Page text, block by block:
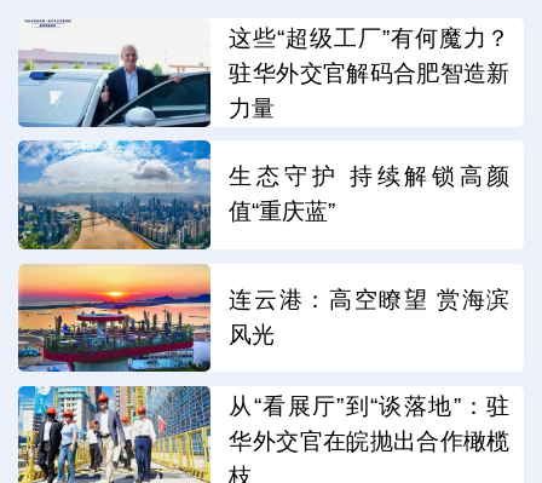
这些“超级工厂”有何魔力？
驻华外交官解码合肥智造新
力量
生态守护 持续解锁高颜
值“重庆蓝”
连云港：高空瞭望 赏海滨
风光
从“看展厅”到“谈落地”：驻
华外交官在皖抛出合作橄榄
枝